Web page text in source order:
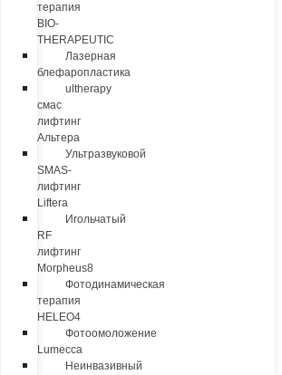
терапия
BIO-
THERAPEUTIC
Лазерная
блефаропластика
ultherapy
смас
лифтинг
Альтера
Ультразвуковой
SMAS-
лифтинг
Liftera
Игольчатый
RF
лифтинг
Morpheus8
Фотодинамическая
терапия
HELEO4
Фотоомоложение
Lumecca
Неинвазивный